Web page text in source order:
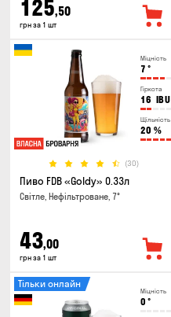
125,50
грн за 1 шт
Міцність
7 °
Гіркота
16 IBU
Щільність
20 %
(30)
Пиво FDB «Goldy» 0.33л
Світле, Нефільтроване, 7°
43,00
грн за 1 шт
Міцність
0 °
Тільки онлайн